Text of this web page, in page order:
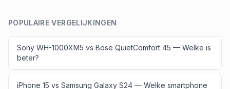
POPULAIRE VERGELIJKINGEN
Sony WH-1000XM5 vs Bose QuietComfort 45 — Welke is
beter?
iPhone 15 vs Samsung Galaxy S24 — Welke smartphone